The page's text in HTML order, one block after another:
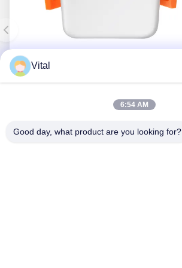
Ottenga il migliore prezzo
Vital
6:54 AM
Good day, what product are you looking for?